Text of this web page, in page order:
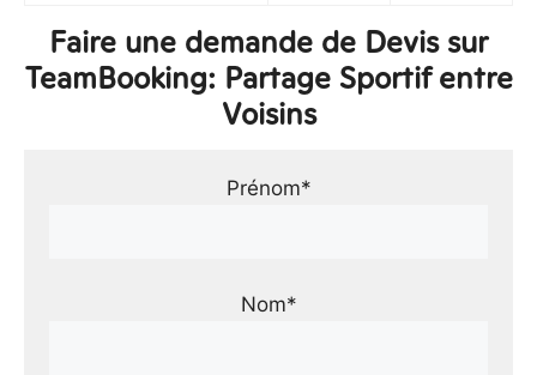
Faire une demande de Devis sur
TeamBooking: Partage Sportif entre
Voisins
Prénom*
Nom*